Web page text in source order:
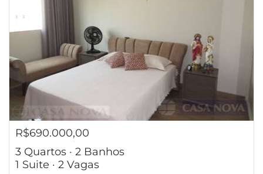
R$690.000,00
3 Quartos · 2 Banhos
1 Suite · 2 Vagas